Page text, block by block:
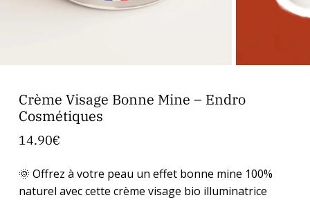
Crème Visage Bonne Mine – Endro
Cosmétiques
14.90€
🌞 Offrez à votre peau un effet bonne mine 100%
naturel avec cette crème visage bio illuminatrice